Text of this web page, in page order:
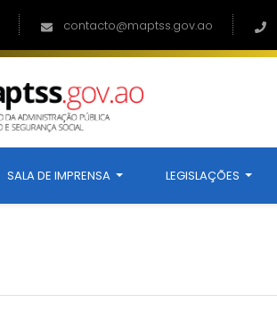
contacto@maptss.gov.ao
SALA DE IMPRENSA LEGISLAÇÕES